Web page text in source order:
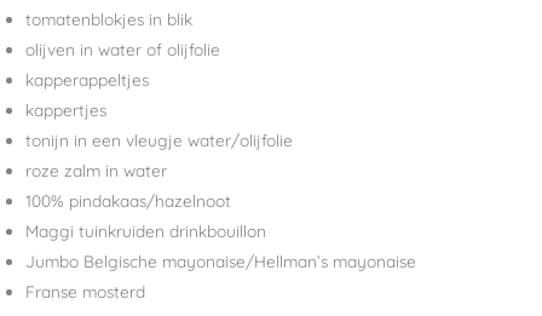
tomatenblokjes in blik
olijven in water of olijfolie
kapperappeltjes
kappertjes
tonijn in een vleugje water/olijfolie
roze zalm in water
100% pindakaas/hazelnoot
Maggi tuinkruiden drinkbouillon
Jumbo Belgische mayonaise/Hellman’s mayonaise
Franse mosterd